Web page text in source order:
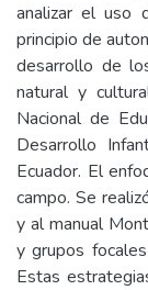
analizar el uso
principio de
desarrollo de
natural y
Nacional de
Desarrollo
Ecuador. El
campo. Se
y al manual
y grupos
Estas